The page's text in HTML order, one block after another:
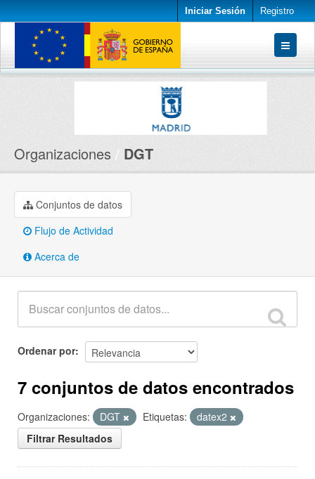
Iniciar Sesión Registro
Conjuntos de datos
Organizaciones DGT
Conjuntos de datos
Flujo de Actividad
Acerca de
Ordenar por
7 conjuntos de datos encontrados
Organizaciones: DGT Etiquetas:
datex2
Filtrar Resultados